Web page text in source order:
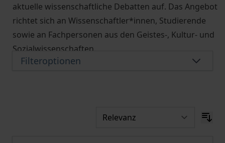
aktuelle wissenschaftliche Debatten auf. Das Angebot
richtet sich an Wissenschaftler*innen, Studierende
sowie an Fachpersonen aus den Geistes-, Kultur- und
Sozialwissenschaften.
Filteroptionen